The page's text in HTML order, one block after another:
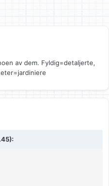
av dem. Fyldig=detaljerte,